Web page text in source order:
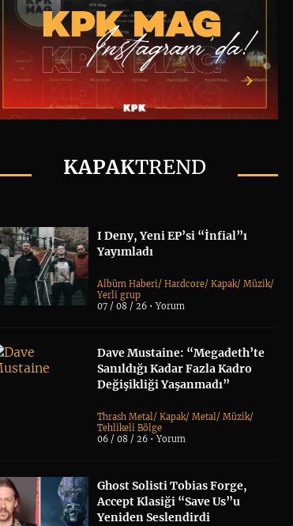
KAPAKTREND
I Deny, Yeni EP’si “İnfial”ı
Yayımladı
Albüm Haberi/Hardcore/Kapak/Müzik/
Yerli grup
07 / 08 / 26 •Yorum
Dave Mustaine: “Megadeth’te
Sanıldığı Kadar Fazla Kadro
Değişikliği Yaşanmadı”
Thrash Metal/Kapak/Metal/Müzik/
Tehlikeli Bölge
06 / 08 / 26 •Yorum
Ghost Solisti Tobias Forge,
Accept Klasiği “Save Us”u
Yeniden Seslendirdi